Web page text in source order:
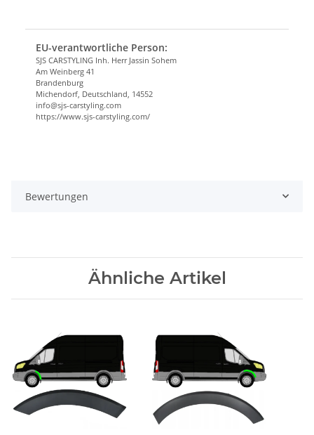
EU-verantwortliche Person:
SJS CARSTYLING Inh. Herr Jassin Sohem
Am Weinberg 41
Brandenburg
Michendorf, Deutschland, 14552
info@sjs-carstyling.com
https://www.sjs-carstyling.com/
Bewertungen
Ähnliche Artikel